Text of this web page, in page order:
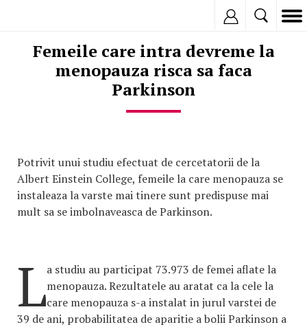
Femeile care intra devreme la
menopauza risca sa faca
Parkinson
Potrivit unui studiu efectuat de cercetatorii de la
Albert Einstein College, femeile la care menopauza se
instaleaza la varste mai tinere sunt predispuse mai
mult sa se imbolnaveasca de Parkinson.
La studiu au participat 73.973 de femei aflate la
menopauza. Rezultatele au aratat ca la cele la
care menopauza s-a instalat in jurul varstei de
39 de ani, probabilitatea de aparitie a bolii Parkinson a